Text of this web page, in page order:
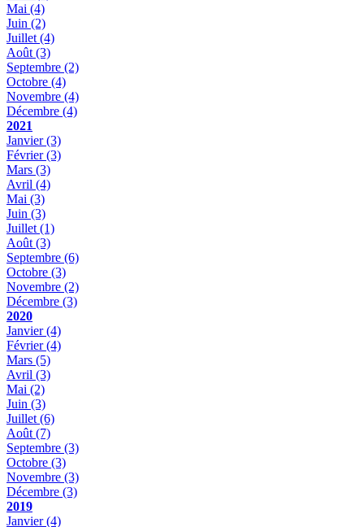
Mai (4)
Juin (2)
Juillet (4)
Août (3)
Septembre (2)
Octobre (4)
Novembre (4)
Décembre (4)
2021
Janvier(3)
Février(3)
Mars (3)
Avril (4)
Mai (3)
Juin (3)
Juillet (1)
Août (3)
Septembre (6)
Octobre (3)
Novembre (2)
Décembre (3)
2020
Janvier(4)
Février(4)
Mars (5)
Avril (3)
Mai (2)
Juin (3)
Juillet (6)
Août (7)
Septembre (3)
Octobre (3)
Novembre (3)
Décembre (3)
2019
Janvier(4)